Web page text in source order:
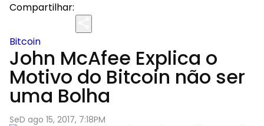
Compartilhar:
Bitcoin
John McAfee Explica o
Motivo do Bitcoin não ser
uma Bolha
SeD ago 15, 2017, 7:18PM